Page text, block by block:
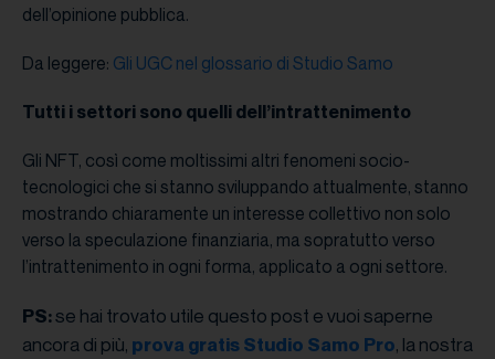
dell’opinione pubblica.
Da leggere: Gli UGC nel glossario di Studio Samo
Tutti i settori sono quelli dell’intrattenimento
Gli NFT, così come moltissimi altri fenomeni socio-
tecnologici che si stanno sviluppando attualmente, stanno
mostrando chiaramente un interesse collettivo non solo
verso la speculazione finanziaria, ma sopratutto verso
l’intrattenimento in ogni forma, applicato a ogni settore.
PS:se hai trovato utile questo post e vuoi saperne
ancora di più, prova gratis Studio Samo Pro, la nostra